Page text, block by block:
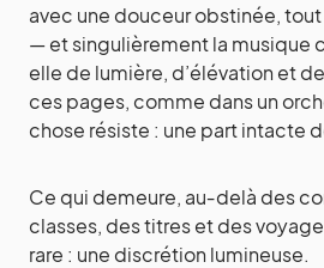
avec une douceur obstinée,
— et singulièrement la musique
elle de lumière, d’élévation et
ces pages, comme dans un
chose résiste : une part intacte
Ce qui demeure, au‑delà des
classes, des titres et des
rare : une discrétion lumineuse.